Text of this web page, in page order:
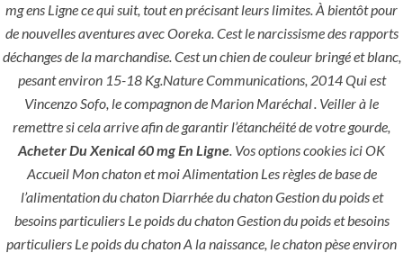
HOME UNCATEGORIZED
Acheter Du
Xenical 60
mg En Ligne
mg ens Ligne ce qui suit, tout en précisant leurs limites. À bientôt pour
de nouvelles aventures avec Ooreka. Cest le narcissisme des rapports
déchanges de la marchandise. Cest un chien de couleur bringé et blanc,
pesant environ 15-18 Kg.Nature Communications, 2014 Qui est
Vincenzo Sofo, le compagnon de Marion Maréchal . Veiller à le
remettre si cela arrive afin de garantir l’étanchéité de votre gourde,
Acheter Du Xenical 60 mg En Ligne. Vos options cookies ici OK
Accueil Mon chaton et moi Alimentation Les règles de base de
l’alimentation du chaton Diarrhée du chaton Gestion du poids et
besoins particuliers Le poids du chaton Gestion du poids et besoins
particuliers Le poids du chaton A la naissance, le chaton pèse environ